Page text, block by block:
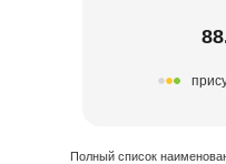
Полный список